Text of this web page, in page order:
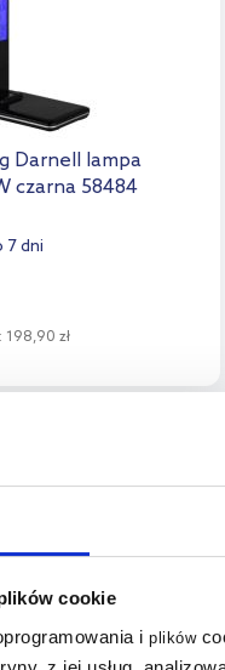
cookie
i plików
Darnell lampa
czarna 58484
7 dni
198,90 zł
koszyka